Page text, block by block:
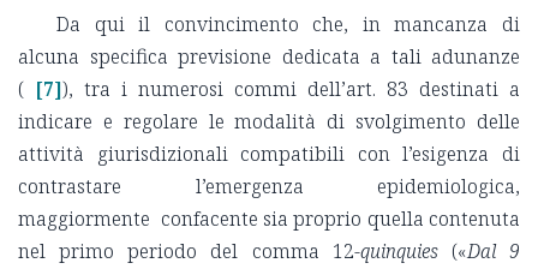
Da qui il convincimento che, in mancanza di
alcuna specifica previsione dedicata a tali adunanze
( [7]), tra i numerosi commi dell’art. 83 destinati a
indicare e regolare le modalità di svolgimento delle
attività giurisdizionali compatibili con l’esigenza di
contrastare l’emergenza epidemiologica,
maggiormente confacente sia proprio quella contenuta
nel primo periodo del comma 12-quinquies («Dal 9